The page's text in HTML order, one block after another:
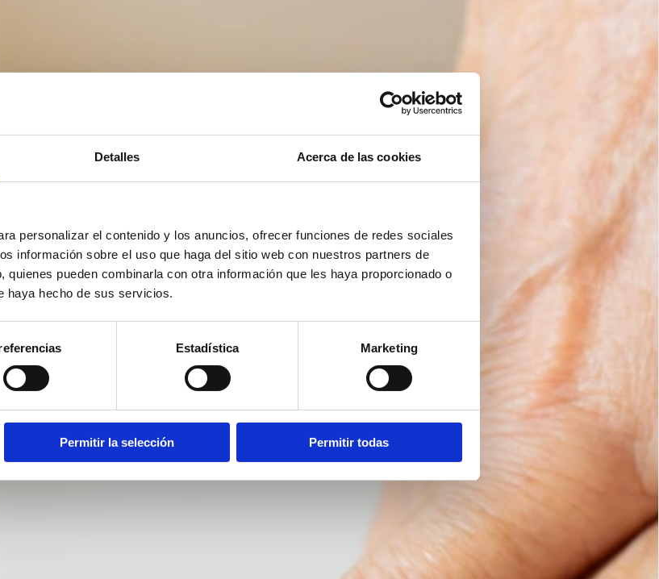
Detalles Acerca de las cookies
personalizar el contenido y los anuncios, ofrecer funciones de redes sociales
información sobre el uso que haga del sitio web con nuestros partners de
pueden combinarla con otra información que les haya proporcionado o
haya hecho de sus servicios.
Estadística Marketing
Permitir la selección Permitir todas